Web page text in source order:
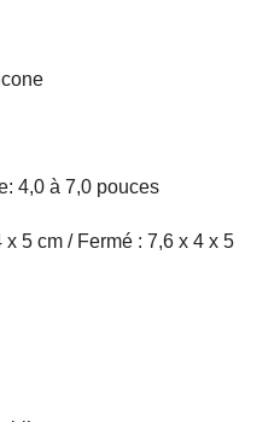
4,0 à 7,0 pouces
5 cm / Fermé : 7,6 x 4 x 5